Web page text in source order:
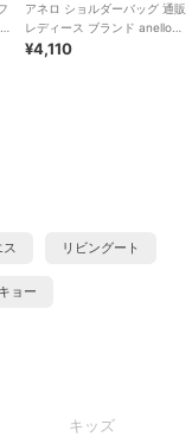
アネロ ショルダーバッグ 通販
レディース ブランド anello
GRANDE おしゃれ 斜めがけ
¥4,110
ス リビングート
ョー
キッズ